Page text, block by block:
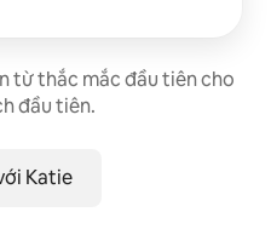
từ thắc mắc đầu tiên cho
đầu tiên.
Katie